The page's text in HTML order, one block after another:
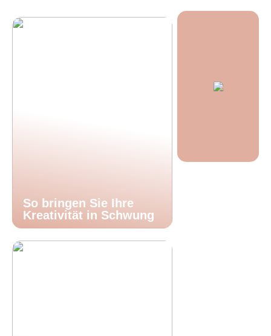
So bringen Sie Ihre
Kreativität in Schwung